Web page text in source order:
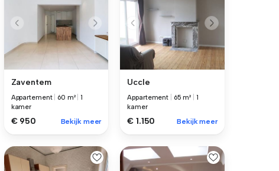
Zaventem
Appartement 60 m² |1
kamer
€ 950 Bekijk meer
Uccle
Appartement 65 m²
1
kamer
€ 1.150 Bekijk meer